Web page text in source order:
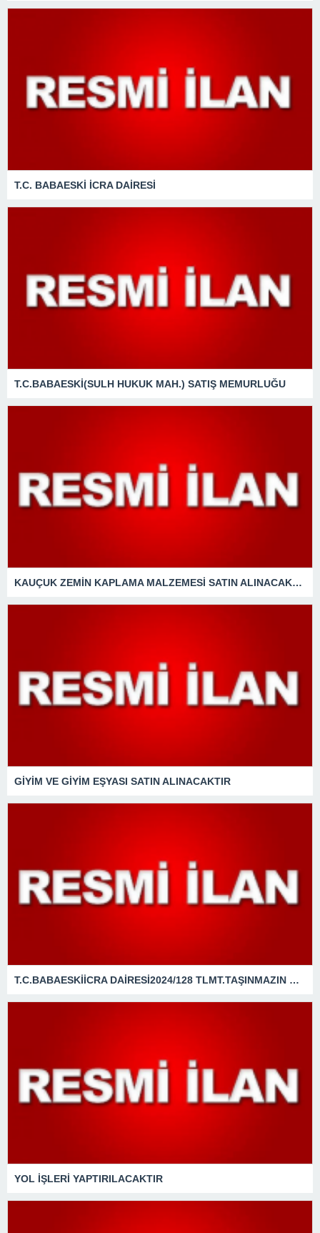
T.C. BABAESKİ İCRA DAİRESİ
T.C.BABAESKİ(SULH HUKUK MAH.) SATIŞ MEMURLUĞU
KAUÇUK ZEMİN KAPLAMA MALZEMESİ SATIN ALINACAKTIR
GİYİM VE GİYİM EŞYASI SATIN ALINACAKTIR
T.C.BABAESKİİCRA DAİRESİ2024/128 TLMT.TAŞINMAZIN GAZETE VEYA İNTERNET HABER SİTESİ İLANI
YOL İŞLERİ YAPTIRILACAKTIR